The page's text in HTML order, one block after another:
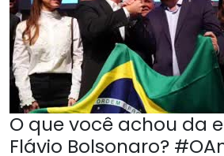
O que você achou da
Flávio Bolsonaro?